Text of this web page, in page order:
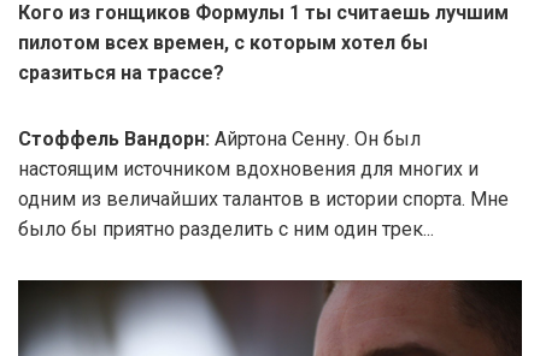
Кого из гонщиков Формулы 1 ты считаешь лучшим
пилотом всех времен, с которым хотел бы
сразиться на трассе?
Стоффель Вандорн: Айртона Сенну. Он был
настоящим источником вдохновения для многих и
одним из величайших талантов в истории спорта. Мне
было бы приятно разделить с ним один трек...